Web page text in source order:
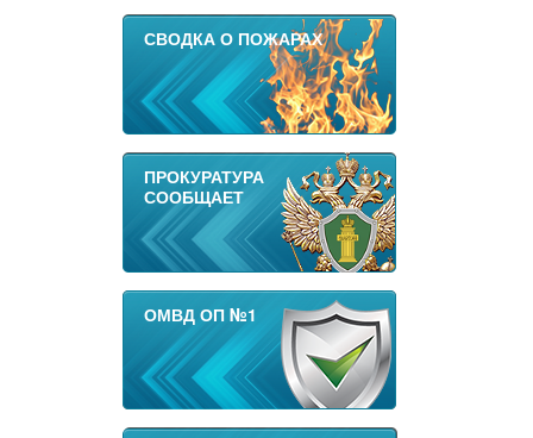
СВОДКА О ПОЖАРАХ
ПРОКУРАТУРА
СООБЩАЕТ
ОМВД ОП №1